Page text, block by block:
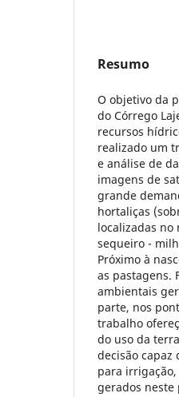
Resumo
O objetivo da
do Córrego
recursos
realizado um
e análise de
imagens de
grande
hortaliças
localizadas
sequeiro -
Próximo à
as pastagens.
ambientais
parte, nos
trabalho
do uso da
decisão
para
gerados neste